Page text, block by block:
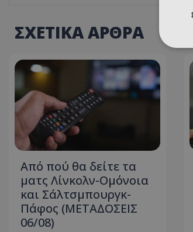
ΣΧΕΤΙΚΑ ΑΡΘΡΑ
Από πού θα δείτε τα
ματς Λίνκολν-Ομόνοια
και Σάλτσμπουργκ-
Πάφος (ΜΕΤΑΔΟΣΕΙΣ
06/08)